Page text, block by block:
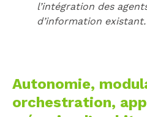
l’intégration des
d’information existant.
Autonomie,
orchestration,